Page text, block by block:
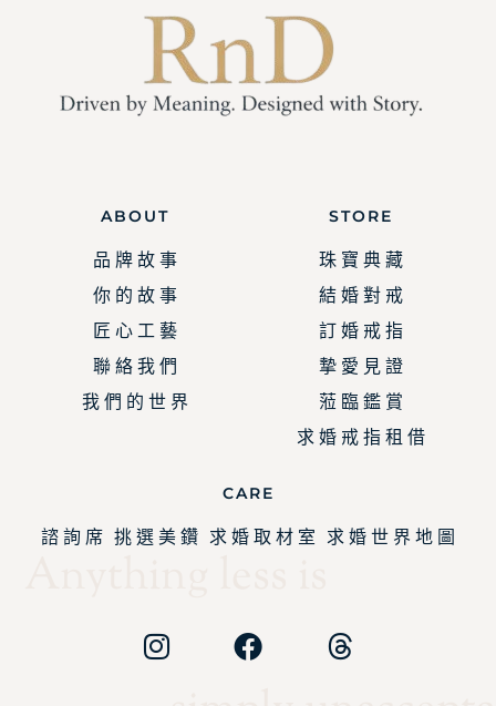
ABOUT
品 牌 故 事
你 的 故 事
匠 心 工 藝
聯 絡 我 們
我 們 的 世 界
STORE
珠 寶 典 藏
結 婚 對 戒
訂 婚 戒 指
摯 愛 見 證
蒞 臨 鑑 賞
求 婚 戒 指 租 借
CARE
諮 詢 席 挑 選 美 鑽 求 婚 取 材 室 求 婚 世 界 地 圖